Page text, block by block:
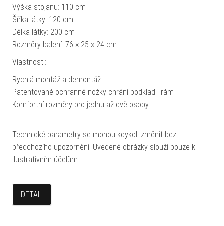
Výška stojanu: 110 cm
Šířka látky: 120 cm
Délka látky: 200 cm
Rozměry balení: 76 × 25 × 24 cm
Vlastnosti:
Rychlá montáž a demontáž
Patentované ochranné nožky chrání podklad i rám
Komfortní rozměry pro jednu až dvě osoby
Technické parametry se mohou kdykoli změnit bez
předchozího upozornění. Uvedené obrázky slouží pouze k
ilustrativním účelům.
DETAIL